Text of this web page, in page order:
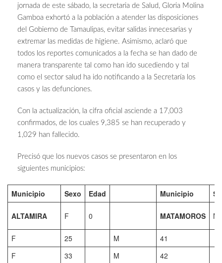
jornada de este sábado, la secretaria de Salud, Gloria Molina
Gamboa exhortó a la población a atender las disposiciones
del Gobierno de Tamaulipas, evitar salidas innecesarias y
extremar las medidas de higiene. Asimismo, aclaró que
todos los reportes comunicados a la fecha se han dado de
manera transparente tal como han ido sucediendo y tal
como el sector salud ha ido notificando a la Secretaría los
casos y las defunciones.
Con la actualización, la cifra oficial asciende a 17,003
confirmados, de los cuales 9,385 se han recuperado y
1,029 han fallecido.
Precisó que los nuevos casos se presentaron en los
siguientes municipios:
Municipio Sexo Edad Municipio
ALTAMIRA F 0 MATAMOROS M
F 25 M
41
F
33 M
42